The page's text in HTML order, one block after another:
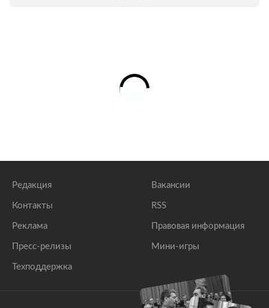
Редакция
Контакты
Реклама
Пресс-релизы
Техподдержка
Вакансии
RSS
Правовая информация
Мини-игры